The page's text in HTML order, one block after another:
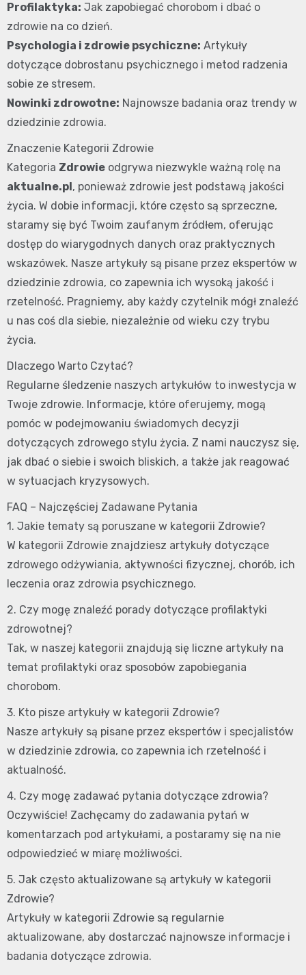
Profilaktyka: Jak zapobiegać chorobom i dbać o
zdrowie na co dzień.
Psychologia i zdrowie psychiczne: Artykuły
dotyczące dobrostanu psychicznego i metod radzenia
sobie ze stresem.
Nowinki zdrowotne: Najnowsze badania oraz trendy w
dziedzinie zdrowia.
Znaczenie Kategorii Zdrowie
Kategoria Zdrowie odgrywa niezwykle ważną rolę na
aktualne.pl, ponieważ zdrowie jest podstawą jakości
życia. W dobie informacji, które często są sprzeczne,
staramy się być Twoim zaufanym źródłem, oferując
dostęp do wiarygodnych danych oraz praktycznych
wskazówek. Nasze artykuły są pisane przez ekspertów w
dziedzinie zdrowia, co zapewnia ich wysoką jakość i
rzetelność. Pragniemy, aby każdy czytelnik mógł znaleźć
u nas coś dla siebie, niezależnie od wieku czy trybu
życia.
Dlaczego Warto Czytać?
Regularne śledzenie naszych artykułów to inwestycja w
Twoje zdrowie. Informacje, które oferujemy, mogą
pomóc w podejmowaniu świadomych decyzji
dotyczących zdrowego stylu życia. Z nami nauczysz się,
jak dbać o siebie i swoich bliskich, a także jak reagować
w sytuacjach kryzysowych.
FAQ – Najczęściej Zadawane Pytania
1. Jakie tematy są poruszane w kategorii Zdrowie?
W kategorii Zdrowie znajdziesz artykuły dotyczące
zdrowego odżywiania, aktywności fizycznej, chorób, ich
leczenia oraz zdrowia psychicznego.
2. Czy mogę znaleźć porady dotyczące profilaktyki
zdrowotnej?
Tak, w naszej kategorii znajdują się liczne artykuły na
temat profilaktyki oraz sposobów zapobiegania
chorobom.
3. Kto pisze artykuły w kategorii Zdrowie?
Nasze artykuły są pisane przez ekspertów i specjalistów
w dziedzinie zdrowia, co zapewnia ich rzetelność i
aktualność.
4. Czy mogę zadawać pytania dotyczące zdrowia?
Oczywiście! Zachęcamy do zadawania pytań w
komentarzach pod artykułami, a postaramy się na nie
odpowiedzieć w miarę możliwości.
5. Jak często aktualizowane są artykuły w kategorii
Zdrowie?
Artykuły w kategorii Zdrowie są regularnie
aktualizowane, aby dostarczać najnowsze informacje i
badania dotyczące zdrowia.